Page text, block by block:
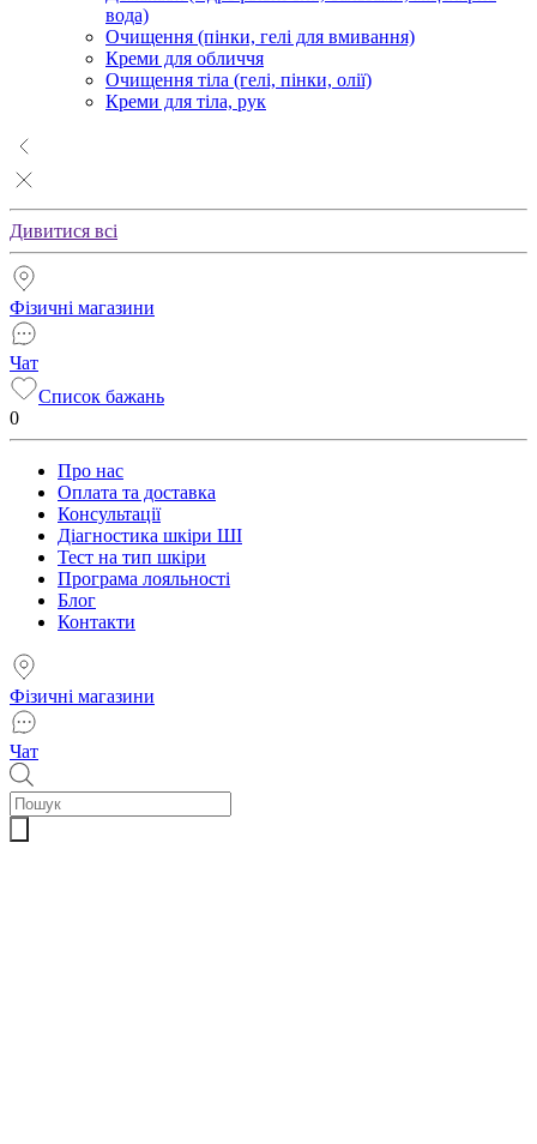
вода)
Очищення (пінки, гелі для вмивання)
Креми для обличчя
Очищення тіла (гелі, пінки, олії)
Креми для тіла, рук
Дивитися всі
Фізичні магазини
Чат
Список бажань
0
Про нас
Оплата та доставка
Консультації
Діагностика шкіри ШІ
Тест на тип шкіри
Програма лояльності
Блог
Контакти
Фізичні магазини
Чат
Пошук
товарів